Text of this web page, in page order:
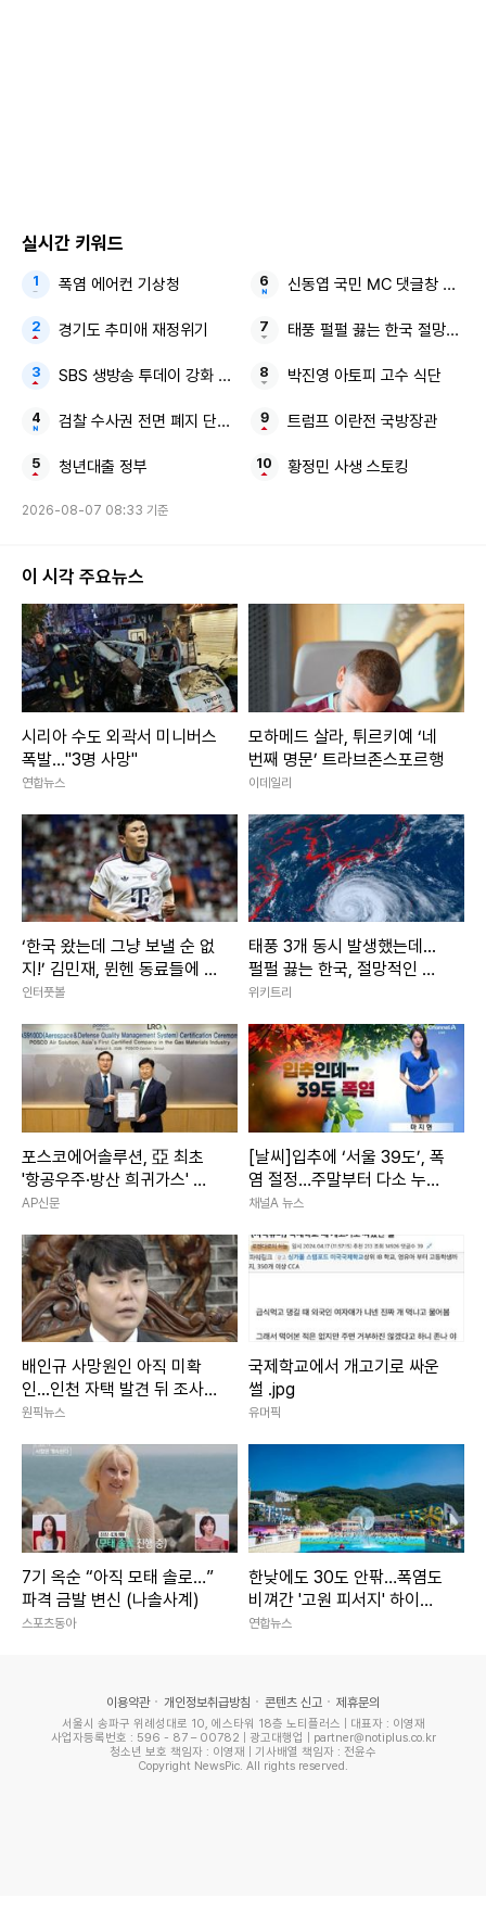
면마취제인 프로포폴을 투약한 혐의로 기소돼 2021년 항소심
에서 징역 1년에 집행유예 2년을 선고받으면서 구설수에 휘말
※ 우울감 등 말하기 어려운 고민이 있거나 주변에 이런 어려
움을 겪는 가족·지인이 있을 경우 자살 예방 상담 전화 ☎109
을 받을 수 있습니다.
본 콘텐츠는뉴스픽 파트너스
실시간 키워드
폭염 에어컨 기상청
경기도 추미애 재정위기
SBS 생방송 투데이 강화 맛집
검찰 수사권 전면 폐지 단계적 시행
청년대출 정부
신동엽 국민 MC 댓글창 박살
태풍 펄펄 끓는 한국 절망적인
박진영 아토피 고수 식단
트럼프 이란전 국방장관
황정민 사생 스토킹
2026-08-07 08:33 기준
이 시각 주요뉴스
시리아 수도 외곽서 미니버스
폭발…"3명 사망"
연합뉴스
모하메드 살라, 튀르키예 ‘네
번째 명문’ 트라브존스포르행
이데일리
‘한국 왔는데 그냥 보낼 순 없
지!’ 김민재, 뮌헨 동료들에 한
턱냈다 “투어 기념 특별한 한
인터풋볼
태풍 3개 동시 발생했는데...
펄펄 끓는 한국, 절망적인 소
식 떴다
위키트리
포스코에어솔루션, 亞 최초
'항공우주·방산 희귀가스' 품
질 문턱 넘었다
AP신문
[날씨]입추에 ‘서울 39도’, 폭
염 절정…주말부터 다소 누그
러져
채널A 뉴스
배인규 사망원인 아직 미확
인...인천 자택 발견 뒤 조사
진행
원픽뉴스
국제학교에서 개고기로 싸운
썰 .jpg
유머픽
7기 옥순 “아직 모태 솔로…”
파격 금발 변신 (나솔사계)
스포츠동아
한낮에도 30도 안팎…폭염도
비껴간 '고원 피서지' 하이원
리조트
연합뉴스
이용약관 개인정보취급방침 콘텐츠 신고 제휴문의
서울시 송파구 위례성대로 10, 에스타워 18층 노티플러스 | 대표자 : 이영재
사업자등록번호 : 596 - 87 – 00782 | 광고대행업 | partner@notiplus.co.kr
청소년 보호 책임자 : 이영재 | 기사배열 책임자 : 전윤수
Copyright NewsPic. All rights reserved.